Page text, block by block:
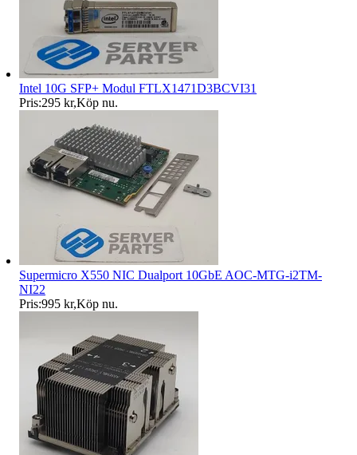
Intel 10G SFP+ Modul FTLX1471D3BCVI31
Pris:295 kr,Köp nu.
Supermicro X550 NIC Dualport 10GbE AOC-MTG-i2TM-
NI22
Pris:995 kr,Köp nu.